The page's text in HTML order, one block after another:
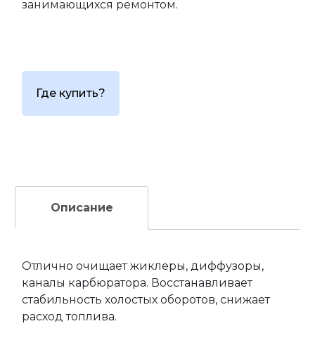
занимающихся ремонтом.
Где купить?
Описание
Отлично очищает жиклеры, диффузоры,
каналы карбюратора. Восстанавливает
стабильность холостых оборотов, снижает
расход топлива.